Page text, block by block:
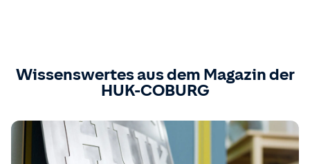
Wissenswertes aus dem Magazin der
HUK-COBURG